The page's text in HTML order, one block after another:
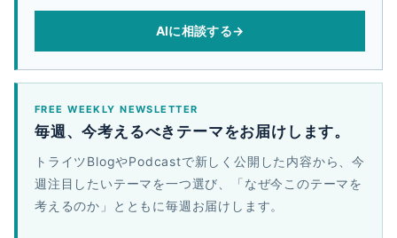
AIに相談する→
FREE WEEKLY NEWSLETTER
毎週、今考えるべきテーマをお届けします。
トライツBlogやPodcastで新しく公開した内容から、今
週注目したいテーマを一つ選び、「なぜ今このテーマを
考えるのか」とともに毎週お届けします。